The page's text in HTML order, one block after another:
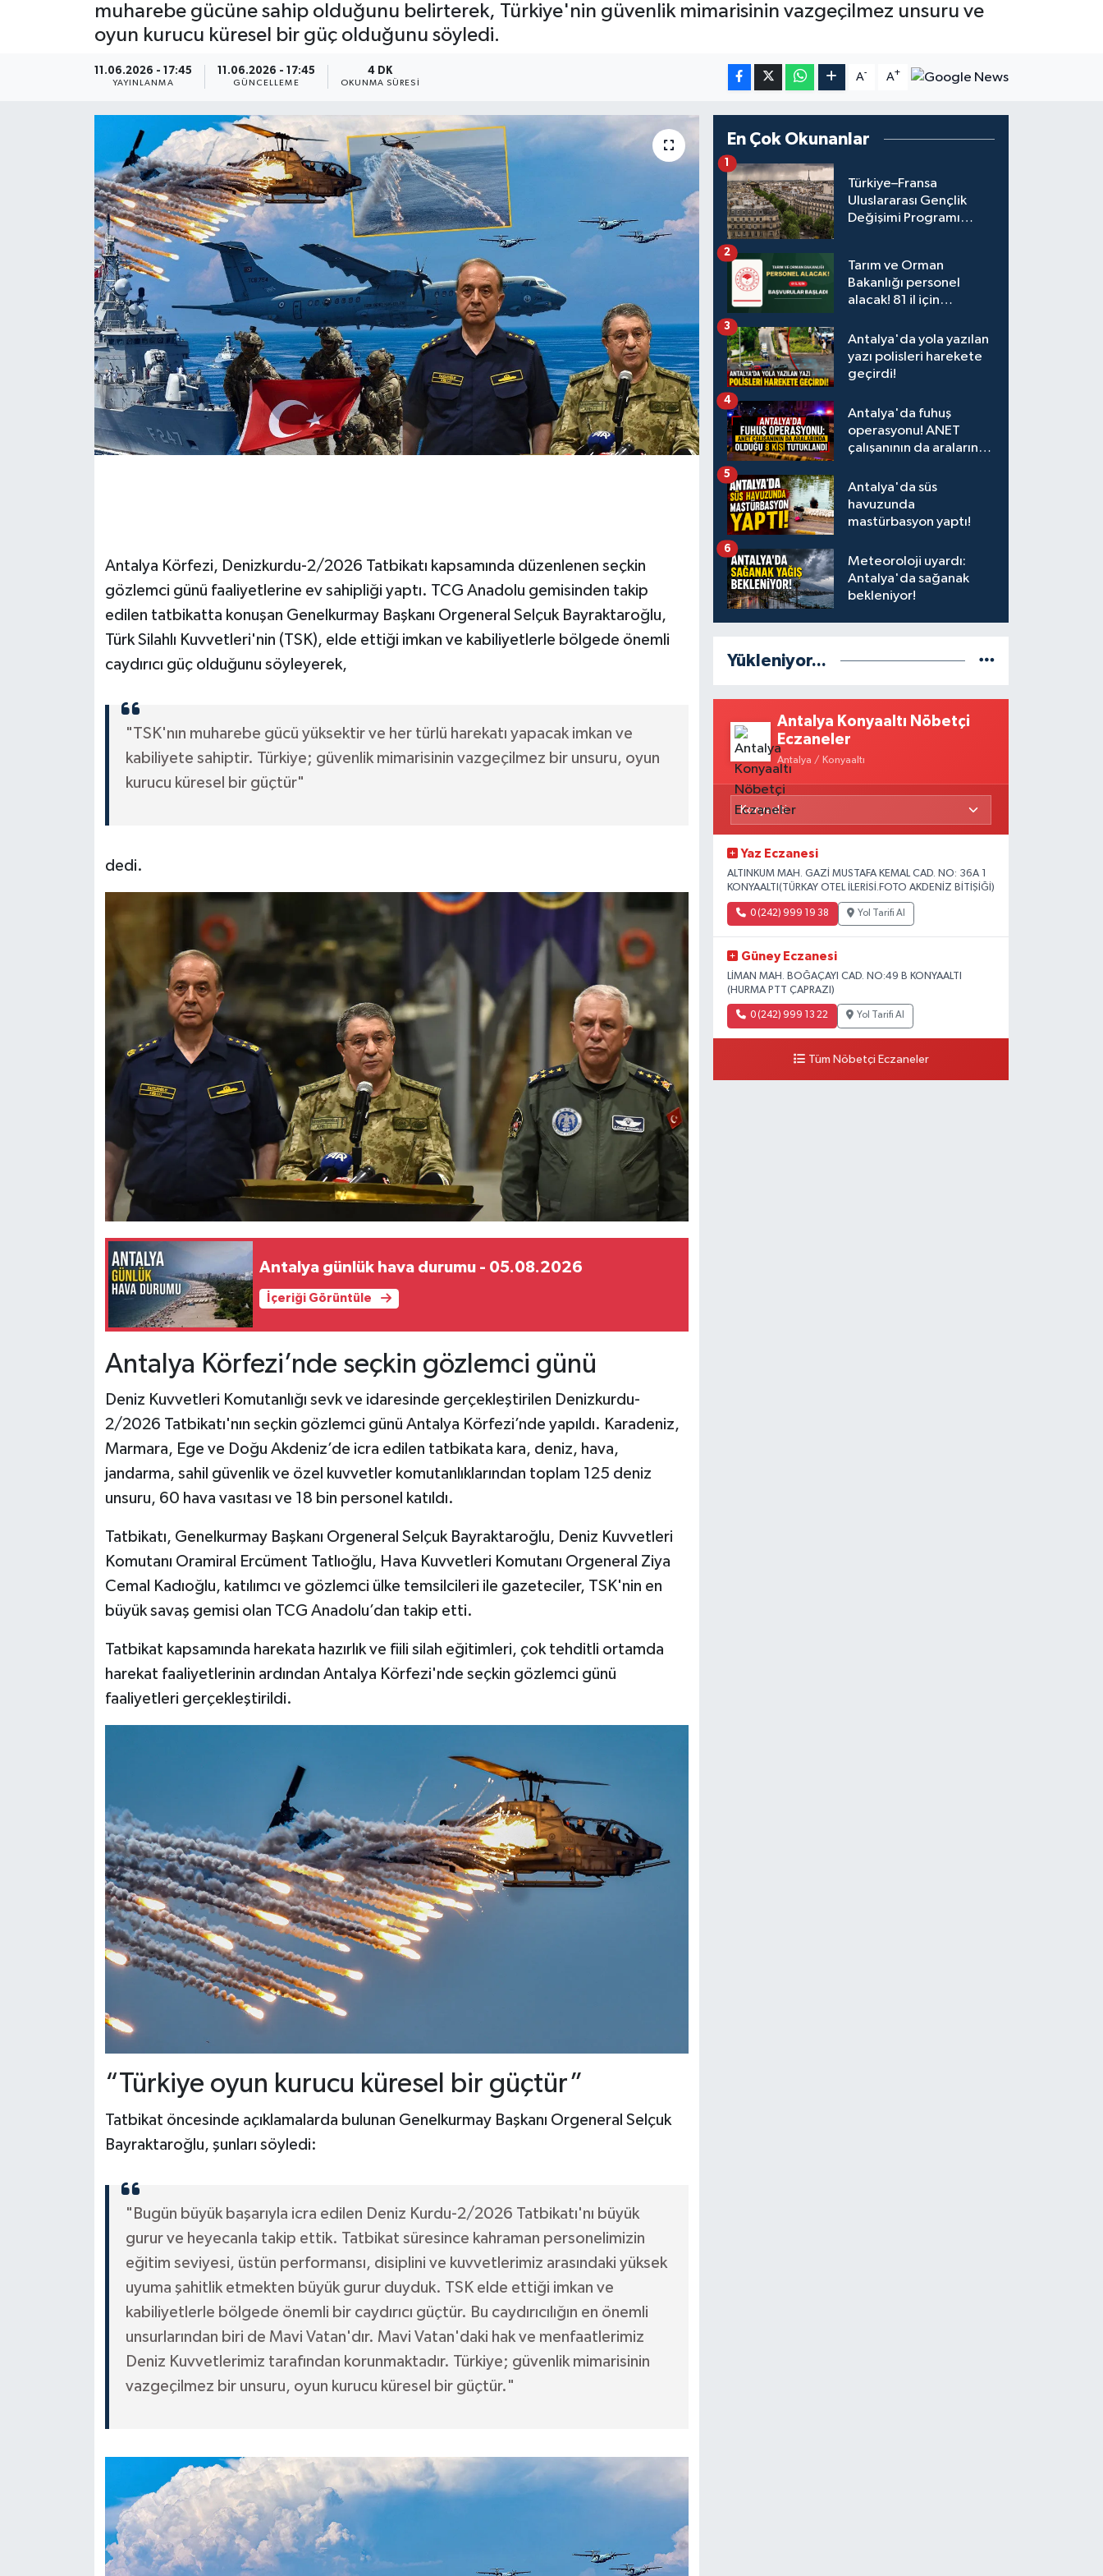
muharebe gücüne sahip olduğunu belirterek, Türkiye'nin güvenlik mimarisinin vazgeçilmez unsuru ve
oyun kurucu küresel bir güç olduğunu söyledi.
11.06.2026 - 17:45
YAYINLANMA
11.06.2026 - 17:45
GÜNCELLEME
4 DK
OKUNMA SÜRESI
A- A+
Antalya Körfezi, Denizkurdu-2/2026 Tatbikatı kapsamında düzenlenen seçkin
gözlemci günü faaliyetlerine ev sahipliği yaptı. TCG Anadolu gemisinden takip
edilen tatbikatta konuşan Genelkurmay Başkanı Orgeneral Selçuk Bayraktaroğlu,
Türk Silahlı Kuvvetleri'nin (TSK), elde ettiği imkan ve kabiliyetlerle bölgede önemli
caydırıcı güç olduğunu söyleyerek,
"TSK'nın muharebe gücü yüksektir ve her türlü harekatı yapacak imkan ve
kabiliyete sahiptir. Türkiye; güvenlik mimarisinin vazgeçilmez bir unsuru, oyun
kurucu küresel bir güçtür"
dedi.
Antalya günlük hava durumu - 05.08.2026
İçeriği Görüntüle
Antalya Körfezi’nde seçkin gözlemci günü
Deniz Kuvvetleri Komutanlığı sevk ve idaresinde gerçekleştirilen Denizkurdu-
2/2026 Tatbikatı'nın seçkin gözlemci günü Antalya Körfezi’nde yapıldı. Karadeniz,
Marmara, Ege ve Doğu Akdeniz’de icra edilen tatbikata kara, deniz, hava,
jandarma, sahil güvenlik ve özel kuvvetler komutanlıklarından toplam 125 deniz
unsuru, 60 hava vasıtası ve 18 bin personel katıldı.
Tatbikatı, Genelkurmay Başkanı Orgeneral Selçuk Bayraktaroğlu, Deniz Kuvvetleri
Komutanı Oramiral Ercüment Tatlıoğlu, Hava Kuvvetleri Komutanı Orgeneral Ziya
Cemal Kadıoğlu, katılımcı ve gözlemci ülke temsilcileri ile gazeteciler, TSK'nin en
büyük savaş gemisi olan TCG Anadolu’dan takip etti.
Tatbikat kapsamında harekata hazırlık ve fiili silah eğitimleri, çok tehditli ortamda
harekat faaliyetlerinin ardından Antalya Körfezi'nde seçkin gözlemci günü
faaliyetleri gerçekleştirildi.
“Türkiye oyun kurucu küresel bir güçtür”
Tatbikat öncesinde açıklamalarda bulunan Genelkurmay Başkanı Orgeneral Selçuk
Bayraktaroğlu, şunları söyledi:
"Bugün büyük başarıyla icra edilen Deniz Kurdu-2/2026 Tatbikatı'nı büyük
gurur ve heyecanla takip ettik. Tatbikat süresince kahraman personelimizin
eğitim seviyesi, üstün performansı, disiplini ve kuvvetlerimiz arasındaki yüksek
uyuma şahitlik etmekten büyük gurur duyduk. TSK elde ettiği imkan ve
kabiliyetlerle bölgede önemli bir caydırıcı güçtür. Bu caydırıcılığın en önemli
unsurlarından biri de Mavi Vatan'dır. Mavi Vatan'daki hak ve menfaatlerimiz
Deniz Kuvvetlerimiz tarafından korunmaktadır. Türkiye; güvenlik mimarisinin
vazgeçilmez bir unsuru, oyun kurucu küresel bir güçtür."
En Çok Okunanlar
Türkiye–Fransa
Uluslararası Gençlik
Değişimi Programı
1
Tarım ve Orman
Bakanlığı personel
alacak! 81 il için
2
Antalya'da yola yazılan
yazı polisleri harekete
geçirdi!
3
Antalya'da fuhuş
operasyonu! ANET
çalışanının da aralarında
4
Antalya'da süs
havuzunda
mastürbasyon yaptı!
5
Meteoroloji uyardı:
Antalya'da sağanak
bekleniyor!
6
Yükleniyor...
Antalya Konyaaltı Nöbetçi
Eczaneler
Antalya / Konyaaltı
Yaz Eczanesi
ALTINKUM MAH. GAZİ MUSTAFA KEMAL CAD. NO: 36A 1
KONYAALTI(TÜRKAY OTEL İLERİSİ.FOTO AKDENİZ BİTİŞİĞİ)
0 (242) 999 19 38 Yol Tarifi Al
Güney Eczanesi
LİMAN MAH. BOĞAÇAYI CAD. NO:49 B KONYAALTI
(HURMA PTT ÇAPRAZI)
0 (242) 999 13 22 Yol Tarifi Al
Tüm Nöbetçi Eczaneler
Resmi Reklamlar